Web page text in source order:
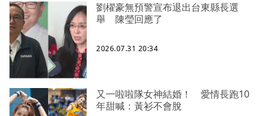
劉櫂豪無預警宣布退出台東縣長選
舉 陳瑩回應了
2026.07.31 20:34
又一啦啦隊女神結婚！ 愛情長跑10
年甜喊：黃衫不會脫